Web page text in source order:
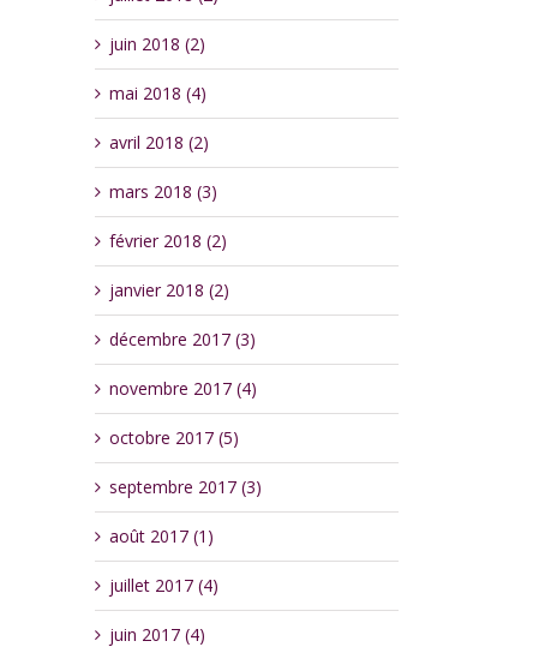
juin 2018 (2)
mai 2018 (4)
avril 2018 (2)
mars 2018 (3)
février 2018 (2)
janvier 2018 (2)
décembre 2017 (3)
novembre 2017 (4)
octobre 2017 (5)
septembre 2017 (3)
août 2017 (1)
juillet 2017 (4)
juin 2017 (4)